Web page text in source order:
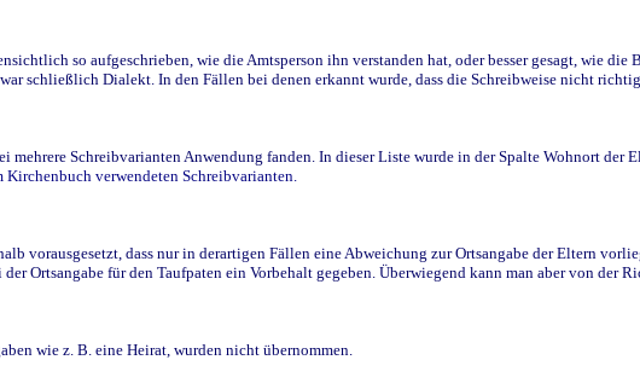
so aufgeschrieben, wie die Amtsperson ihn verstanden hat, oder besser gesagt, wie die
schließlich Dialekt. In den Fällen bei denen erkannt wurde, dass die Schreibweise nicht
Schreibvarianten Anwendung fanden. In dieser Liste wurde in der Spalte Wohnort der
verwendeten Schreibvarianten.
vorausgesetzt, dass nur in derartigen Fällen eine Abweichung zur Ortsangabe der Eltern
Ortsangabe für den Taufpaten ein Vorbehalt gegeben. Überwiegend kann man aber von der
wie z. B. eine Heirat, wurden nicht übernommen.